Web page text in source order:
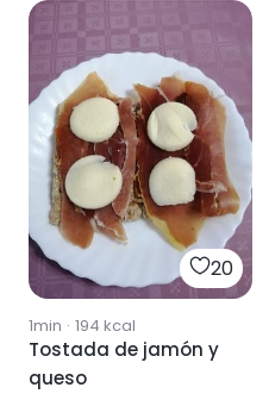
20
1min · 194 kcal
Tostada de jamón y
queso